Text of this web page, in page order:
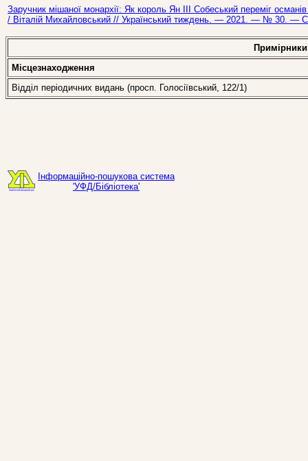
Заручник мішаної монархії: Як король Ян ІІІ Собеський переміг
/ Віталій Михайловський // Український тиждень. — 2021. — № 30. —
Примірники
Місцезнаходження
Відділ періодичних видань (просп. Голосіївський, 122/1)
Інформаційно-пошукова система
'УФД/Бібліотека'